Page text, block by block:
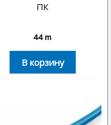
ПК
44m
В корзину